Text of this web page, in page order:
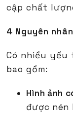
cập chất
4 Nguyên
Có nhiều
bao gồm:
Hình ảnh
được nén